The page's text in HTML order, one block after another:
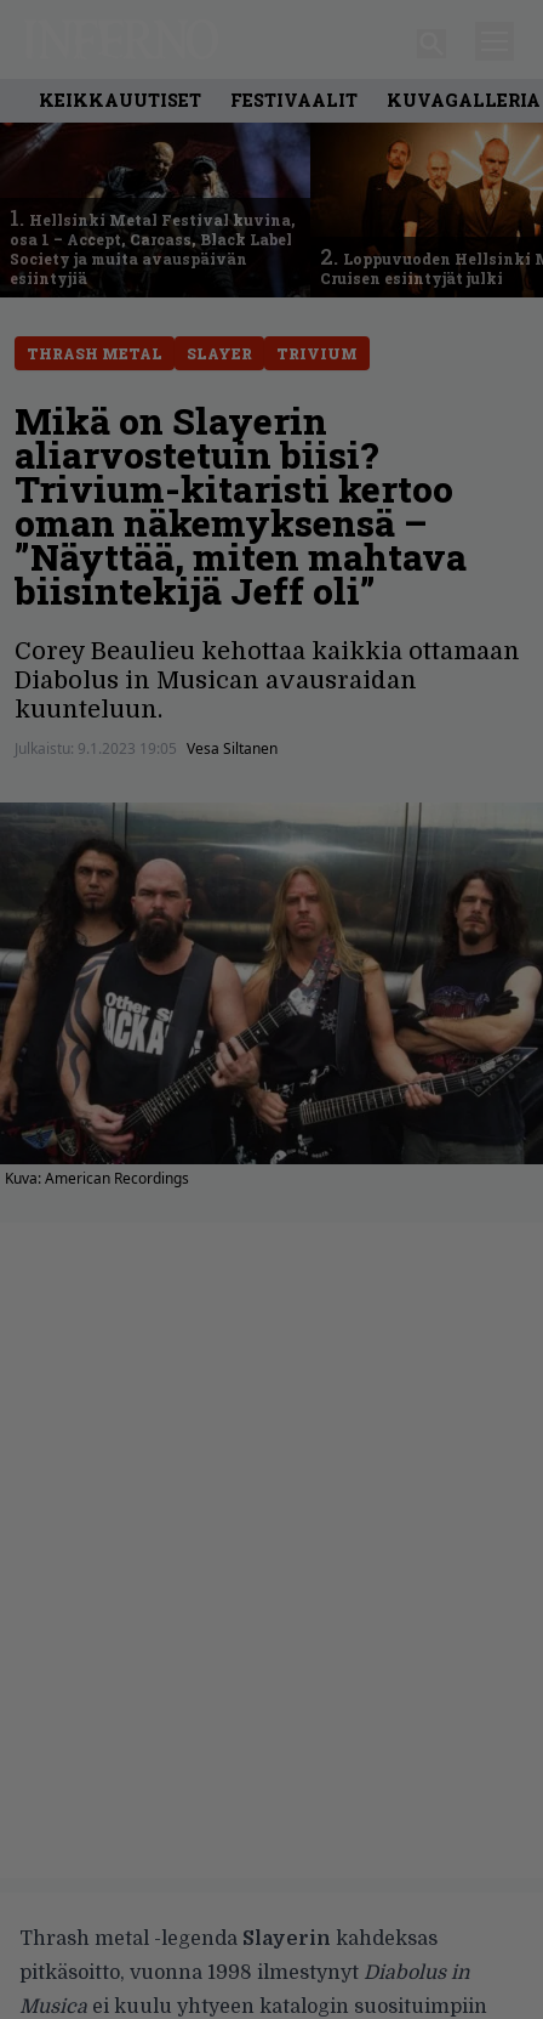
KEIKKAUUTISET FESTIVAALIT KUVAGALLERIA
1. Hellsinki Metal Festival kuvina,
osa 1 – Accept, Carcass, Black Label
Society ja muita avauspäivän
esiintyjiä
2. Loppuvuoden Hellsinki
Cruisen esiintyjät julki
THRASH METAL SLAYER TRIVIUM
Mikä on Slayerin
aliarvostetuin biisi?
Trivium-kitaristi kertoo
oman näkemyksensä –
”Näyttää, miten mahtava
biisintekijä Jeff oli”
Corey Beaulieu kehottaa kaikkia ottamaan
Diabolus in Musican avausraidan
kuunteluun.
Julkaistu: 9.1.2023 19:05 Vesa Siltanen
Kuva: American Recordings
Thrash metal -legenda Slayerin kahdeksas
pitkäsoitto, vuonna 1998 ilmestynyt Diabolus in
Musica ei kuulu yhtyeen katalogin suosituimpiin